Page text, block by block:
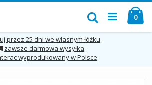
przez 25 dni we własnym łóżku
zawsze darmowa wysyłka
wyprodukowany w Polsce
0
Szukaj